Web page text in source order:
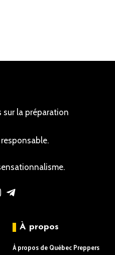
sur la préparation
À propos
À propos de Québec Preppers